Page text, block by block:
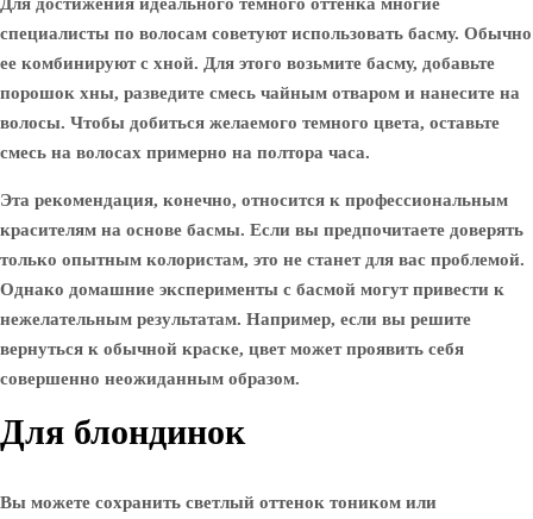
специалисты по волосам советуют использовать басму. Обычно
ее комбинируют с хной. Для этого возьмите басму, добавьте
порошок хны, разведите смесь чайным отваром и нанесите на
волосы. Чтобы добиться желаемого темного цвета, оставьте
смесь на волосах примерно на полтора часа.
Эта рекомендация, конечно, относится к профессиональным
красителям на основе басмы. Если вы предпочитаете доверять
только опытным колористам, это не станет для вас проблемой.
Однако домашние эксперименты с басмой могут привести к
нежелательным результатам. Например, если вы решите
вернуться к обычной краске, цвет может проявить себя
совершенно неожиданным образом.
Для блондинок
Вы можете сохранить светлый оттенок тоником или